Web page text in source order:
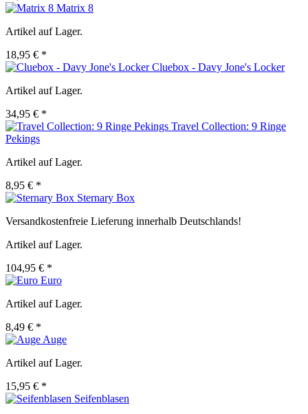
Matrix 8
Artikel auf Lager.
18,95 € *
Cluebox - Davy Jone's Locker
Artikel auf Lager.
34,95 € *
Travel Collection: 9 Ringe
Pekings
Artikel auf Lager.
8,95 € *
Sternary Box
Versandkostenfreie Lieferung innerhalb Deutschlands!
Artikel auf Lager.
104,95 € *
Euro
Artikel auf Lager.
8,49 € *
Auge
Artikel auf Lager.
15,95 € *
Seifenblasen